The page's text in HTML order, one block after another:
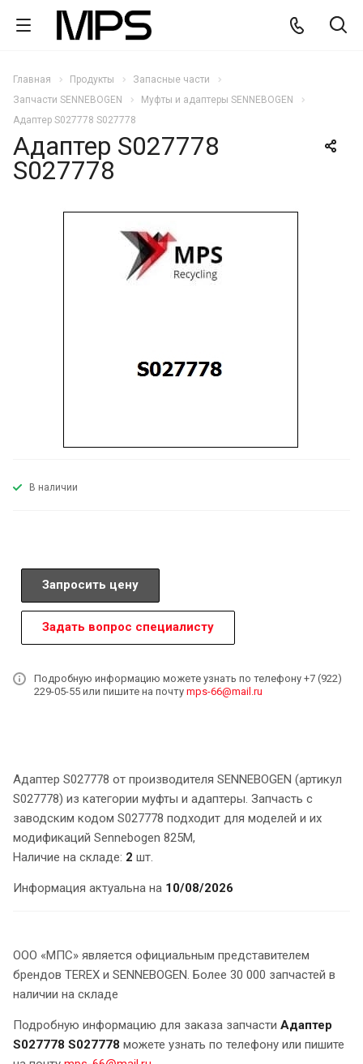
Главная Продукты
Запасные части
Запчасти SENNEBOGEN
Муфты и адаптеры SENNEBOGEN
Адаптер S027778 S027778
Адаптер S027778
S027778
В наличии
Запросить цену
Задать вопрос специалисту
Подробную информацию можете узнать по телефону +7 (922)
229-05-55 или пишите на почту mps-66@mail.ru
Адаптер S027778 от производителя SENNEBOGEN (артикул
S027778) из категории муфты и адаптеры. Запчасть с
заводским кодом S027778 подходит для моделей и их
модификаций Sennebogen 825M,
Наличие на складе: 2 шт.
Информация актуальна на 10/08/2026
ООО «МПС» является официальным представителем
брендов TEREX и SENNEBOGEN. Более 30 000 запчастей в
наличии на складе
Подробную информацию для заказа запчасти Адаптер
S027778 S027778 можете узнать по телефону или пишите